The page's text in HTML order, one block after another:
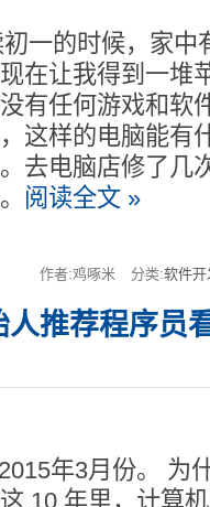
的时候，家中
在让我得到一堆
有任何游戏和软
这样的电脑能有
去电脑店修了几
阅读全文 »
作者:鸡啄米 分类:软件开
推荐程序
年3月份。 为
10 年里，计算